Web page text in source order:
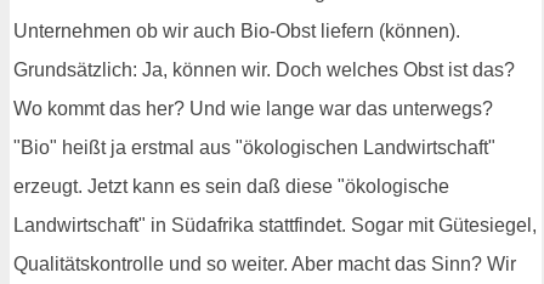
Unternehmen ob wir auch Bio-Obst liefern (können).
Grundsätzlich: Ja, können wir. Doch welches Obst ist das?
Wo kommt das her? Und wie lange war das unterwegs?
"Bio" heißt ja erstmal aus "ökologischen Landwirtschaft"
erzeugt. Jetzt kann es sein daß diese "ökologische
Landwirtschaft" in Südafrika stattfindet. Sogar mit Gütesiegel,
Qualitätskontrolle und so weiter. Aber macht das Sinn? Wir